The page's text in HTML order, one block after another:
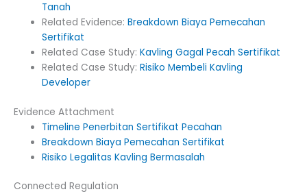
Tanah
Related Evidence:Breakdown Biaya Pemecahan
Sertifikat
Related Case Study:Kavling Gagal Pecah Sertifikat
Related Case Study:Risiko Membeli Kavling
Developer
Evidence Attachment
Timeline Penerbitan Sertifikat Pecahan
Breakdown Biaya Pemecahan Sertifikat
Risiko Legalitas Kavling Bermasalah
Connected Regulation